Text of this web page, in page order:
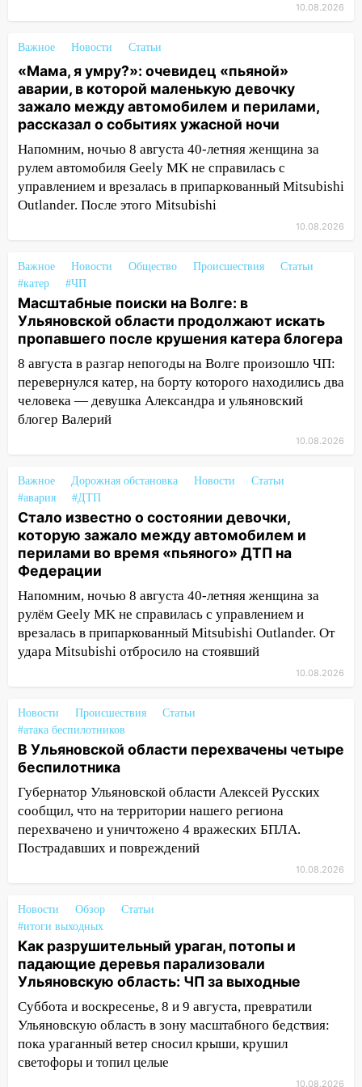
выложили ориентировку на пропавшего
блогера
14:00 Этой ночью Императорский мост
будет перекрыт
13:49 Сотрудники СУ СК России по
Ульяновской области вручили ключи от
квартир сиротам и детям, оставшихся
без попечения родителей
13:36 «Мама, я умру?»: очевидец
«пьяной» аварии, в которой маленькую
перилами, рассказал о событиях
ужасной ночи
13:05
17-летний парень находился за
рулем мотоцикла во время ДТП в Новом
городе: в ГАИ прокомментировали
сегодняшнюю аварию
12:59
Губернатор Ульяновской области
выразил соболезнования в связи с
трагедией в Нижнекамске
выросло до 13 человек, среди них есть
ребенок
12:46 Масштабные поиски на Волге: в
Ульяновской области продолжают
искать пропавшего после крушения
катера блогера
11:53 Стало известно о состоянии
девочки, которую зажало между
автомобилем и перилами во время
«пьяного» ДТП на Федерации
начальником управления
административно-технического
контроля администрации Ульяновска
11:12 В Ульяновской области в огне
погиб один человек
11:05 12 человек погибли и 39 получили
ранения после атаки беспилотников на
Нижнекамск
перехвачены четыре беспилотника
10:15 Соцсети: мотоциклист врезался в
«Калину» в Новом городе
10:11 Во время атаки беспилотников в
Нижнекамске погибли люди: в
республике объявили траур
10:06 За выходные выпало больше
месячной нормы осадков и упало 111
10.08.2026
Важное Новости Статьи
«Мама, я умру?»: очевидец «пьяной»
аварии, в которой маленькую девочку
зажало между автомобилем и перилами,
рассказал о событиях ужасной ночи
Напомним, ночью 8 августа 40-летняя женщина за
рулем автомобиля Geely MK не справилась с
управлением и врезалась в припаркованный Mitsubishi
Outlander. После этого Mitsubishi
10.08.2026
Важное Новости Общество Происшествия
Статьи
#катер
#ЧП
Масштабные поиски на Волге: в
Ульяновской области продолжают искать
пропавшего после крушения катера блогера
8 августа в разгар непогоды на Волге произошло ЧП:
перевернулся катер, на борту которого находились два
человека — девушка Александра и ульяновский
блогер Валерий
10.08.2026
Важное Дорожная обстановка Новости
Статьи
#авария
#ДТП
Стало известно о состоянии девочки,
которую зажало между автомобилем и
перилами во время «пьяного» ДТП на
Федерации
Напомним, ночью 8 августа 40-летняя женщина за
рулём Geely MK не справилась с управлением и
врезалась в припаркованный Mitsubishi Outlander. От
удара Mitsubishi отбросило на стоявший
10.08.2026
Новости Происшествия
Статьи
#атака беспилотников
В Ульяновской области перехвачены четыре
беспилотника
Губернатор Ульяновской области Алексей Русских
сообщил, что на территории нашего региона
перехвачено и уничтожено 4 вражеских БПЛА.
Пострадавших и повреждений
10.08.2026
Новости Обзор
Статьи
#итоги выходных
Как разрушительный ураган, потопы и
падающие деревья парализовали
Ульяновскую область: ЧП за выходные
Суббота и воскресенье, 8 и 9 августа, превратили
Ульяновскую область в зону масштабного бедствия:
пока ураганный ветер сносил крыши, крушил
светофоры и топил целые
10.08.2026